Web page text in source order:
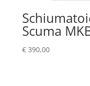
Scuma
€390,00